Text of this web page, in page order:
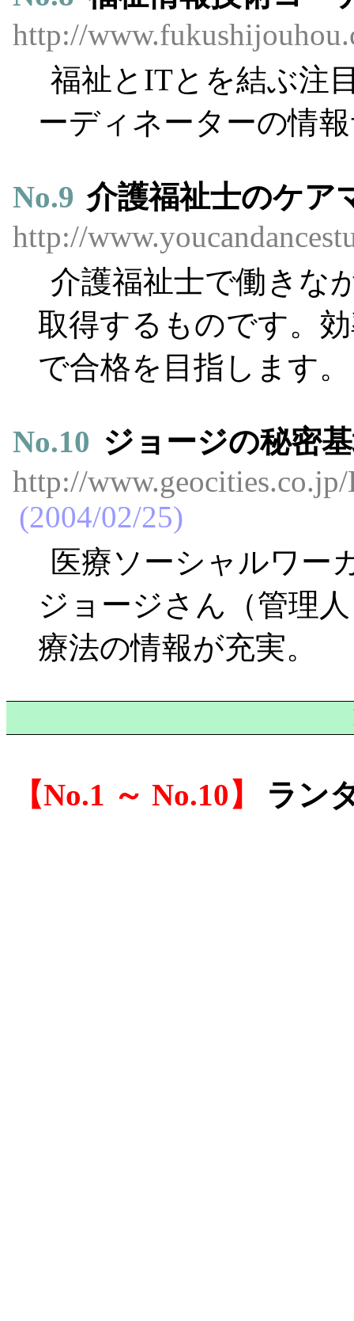
http://
福祉とITとを結ぶ注
ーディネーターの情
No.9 介護福祉士のケア
http://
介護福祉士で働きな
取得するものです。
で合格を目指します。
No.10 ジョージの秘密
http://
2004/02/25
医療ソーシャルワー
ジョージさん（管理
療法の情報が充実。
No.1 ～ No.10 ラン